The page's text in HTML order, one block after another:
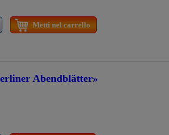
Metti nel carrello
Abendblätter»